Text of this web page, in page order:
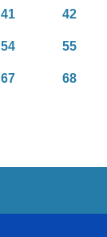
41 42
54 55
67 68